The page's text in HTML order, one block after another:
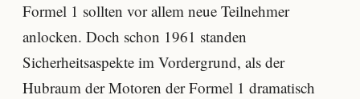
Formel 1 sollten vor allem neue Teilnehmer
anlocken. Doch schon 1961 standen
Sicherheitsaspekte im Vordergrund, als der
Hubraum der Motoren der Formel 1 dramatisch